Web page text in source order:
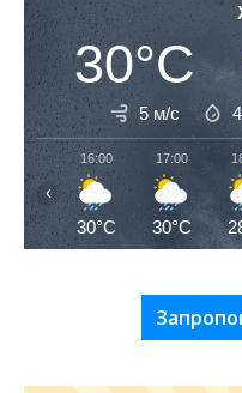
30°C
5 м/с
16:00
30°C
17:00
30°C
‹